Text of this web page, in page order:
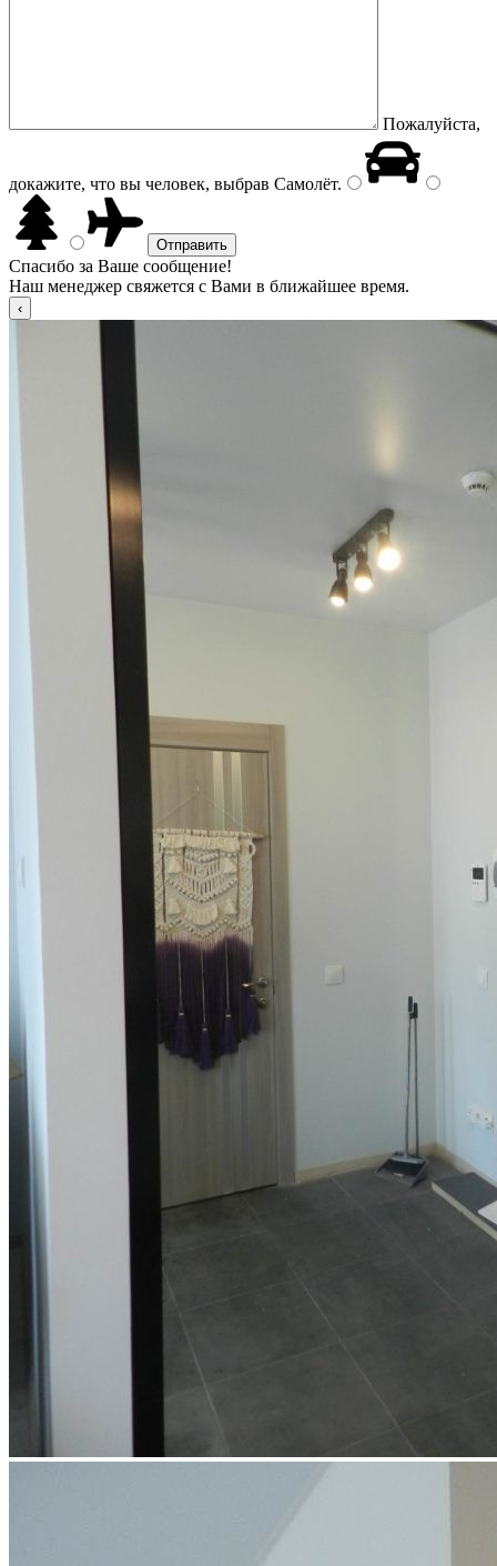
Пожалуйста,
докажите, что вы человек, выбрав Самолёт.
Спасибо за Ваше сообщение!
Наш менеджер свяжется с Вами в ближайшее время.